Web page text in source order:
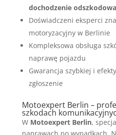
dochodzenie
Doświadczeni eksperci
motoryzacyjny w Berlinie
Kompleksowa obsługa
naprawę pojazdu
Gwarancja szybkiej i
zgłoszenie
Motoexpert Berlin –
szkodach
W Motoexpert Berlin,